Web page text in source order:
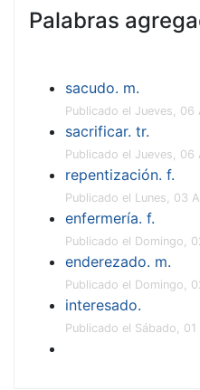
Palabras
sacudo. m.
Publicado el Jueves,
sacrificar. tr.
Publicado el Jueves,
repentización. f.
Publicado el Lunes, 03
enfermería. f.
Publicado el Domingo,
enderezado. m.
Publicado el Domingo,
interesado.
Publicado el Sábado,